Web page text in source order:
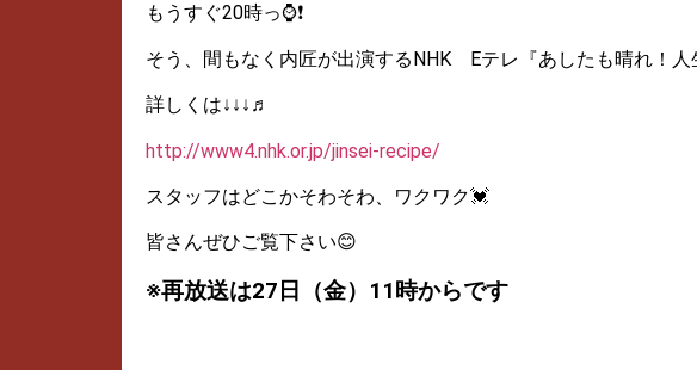
もうすぐ20時っ⌚❗
そう、間もなく内匠が出演するNHK Eテレ『あしたも晴れ！
詳しくは↓↓↓♬
http://www4.nhk.or.jp/jinsei-recipe/
スタッフはどこかそわそわ、ワクワク💓
皆さんぜひご覧下さい😊
※再放送は27日（金）11時からです